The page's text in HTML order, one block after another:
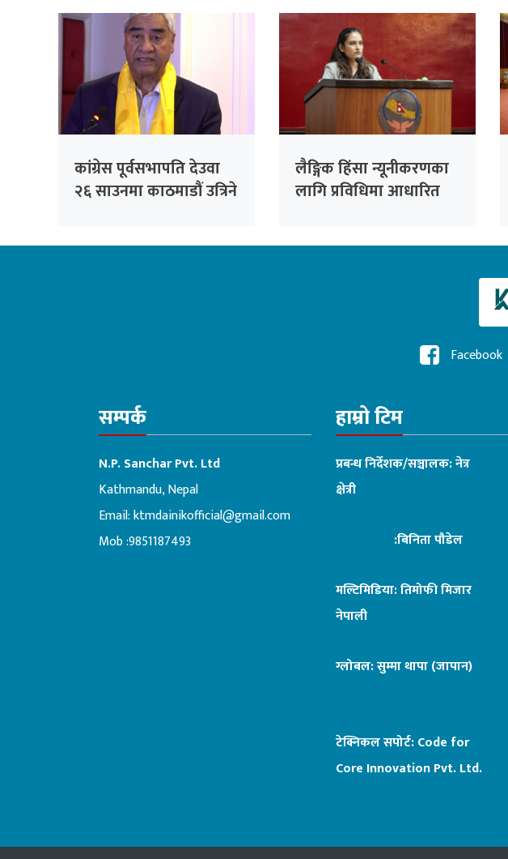
कांग्रेस पूर्वसभापति देउवा
२६ साउनमा काठमाडौं उत्रिने
लैङ्गिक हिंसा न्यूनीकरणका
लागि प्रविधिमा आधारित
Facebook
सम्पर्क
N.P. Sanchar Pvt. Ltd
Kathmandu, Nepal
Email:ktmdainikofficial@gmail.com
Mob :9851187493
हाम्रो टिम
प्रबन्ध निर्देशक/सञ्चालक: नेत्र
क्षेत्री
:बिनिता पौडेल
मल्टिमिडिया: तिमोफी मिजार
नेपाली
ग्लोबल: सुम्मा थापा (जापान)
टेक्निकल सपोर्ट:Code for
Core Innovation Pvt. Ltd.